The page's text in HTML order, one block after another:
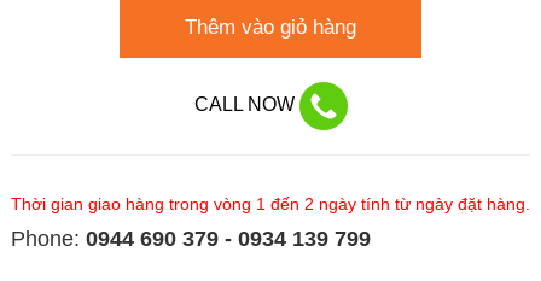
Thêm vào giỏ hàng
CALL NOW
Thời gian giao hàng trong vòng 1 đến 2 ngày tính từ ngày đặt hàng.
Phone: 0944 690 379 - 0934 139 799